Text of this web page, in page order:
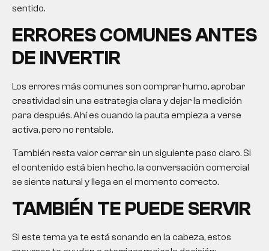
sentido.
ERRORES COMUNES ANTES
DE INVERTIR
Los errores más comunes son comprar humo, aprobar
creatividad sin una estrategia clara y dejar la medición
para después. Ahí es cuando la pauta empieza a verse
activa, pero no rentable.
También resta valor cerrar sin un siguiente paso claro. Si
el contenido está bien hecho, la conversación comercial
se siente natural y llega en el momento correcto.
TAMBIÉN TE PUEDE SERVIR
Si este tema ya te está sonando en la cabeza, estos